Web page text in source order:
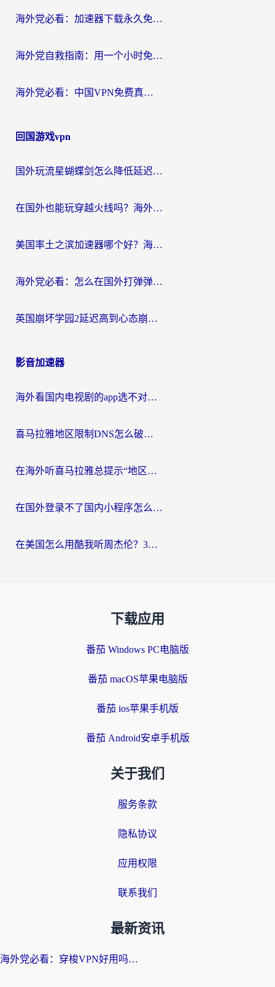
海外党必看：加速器下载永久免费版真的存在吗？教你无缝访问国内资源的正确姿势
海外党自救指南：用一个小时免费加速器，轻松打破国内资源访问壁垒？
海外党必看：中国VPN免费真的靠谱吗？手把手教你选对回国加速器
回国游戏vpn
国外玩流星蝴蝶剑怎么降低延迟？海外党必看的加速秘籍（含欧洲鸣潮&彩虹岛优化攻略）
在国外也能玩穿越火线吗？海外玩家国服游戏畅玩终极指南
美国率土之滨加速器哪个好？海外党国服游戏畅玩终极指南（附多游戏解决方案）
海外党必看：怎么在国外打弹弹堂不卡？番茄加速器亲测指南
英国崩坏学园2延迟高到心态崩？海外党国服游戏加速终极指南
影音加速器
海外看国内电视剧的app选不对？这份回国加速器避坑指南帮你流畅追剧
喜马拉雅地区限制DNS怎么破？海外党听国内音乐听书的终极解决方案
在海外听喜马拉雅总提示“地区限制”？3步轻松解除+听国内音乐全攻略
在国外登录不了国内小程序怎么办？选对回国加速器，轻松解锁国内资源
在美国怎么用酷我听周杰伦？3步搞定海外听歌难题
下载应用
番茄 Windows PC电脑版
番茄 macOS苹果电脑版
番茄 ios苹果手机版
番茄 Android安卓手机版
关于我们
服务条款
隐私协议
应用权限
联系我们
最新资讯
海外党必看：穿梭VPN好用吗？和云帆VPN对比哪个回国效果更好？附真实测评+避坑指南